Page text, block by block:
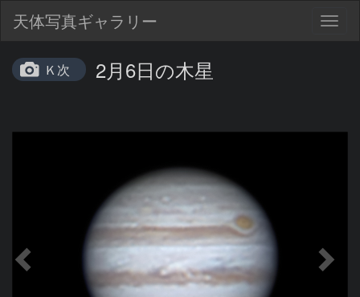
天体写真ギャラリー
Ｋ次 2月6日の木星